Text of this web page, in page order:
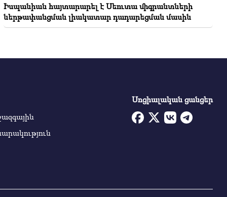
Իսպանիան հայտարարել է Սեուտա միգրանտների
ներթափանցման լիակատար դադարեցման մասին
Սոցիալական ցանցեր